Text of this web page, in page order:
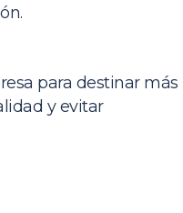
para destinar más
y evitar